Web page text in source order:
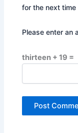
for the next time
Please enter an
thirteen + 19 =